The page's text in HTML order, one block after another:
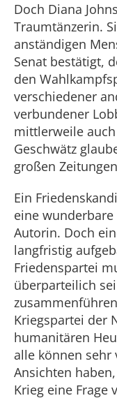
Doch Diana
Traumtänzerin.
anständigen
Senat bestätigt,
den
verschiedener
verbundener
mittlerweile
Geschwätz
großen
Ein
eine
Autorin. Doch
langfristig
Friedenspartei
überparteilich
Kriegspartei der
humanitären
alle können sehr
Ansichten
Krieg eine Frage